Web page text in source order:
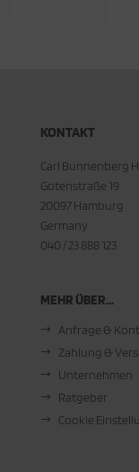
KONTAKT
Carl Bunnenberg
Gotenstraße 19
20097 Hamburg
Germany
040 / 23 888 123
MEHR ÜBER...
Anfrage &
Zahlung &
Unternehmen
Ratgeber
Cookie